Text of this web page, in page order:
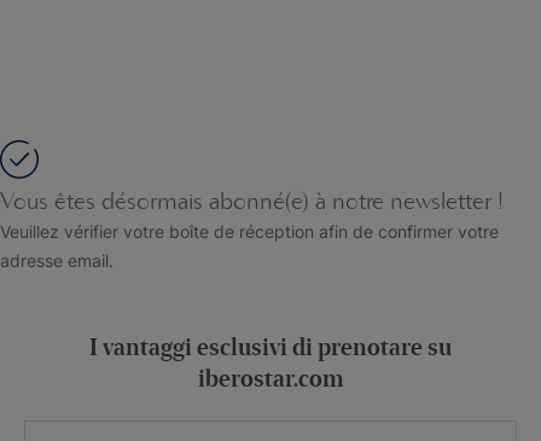
Vous êtes désormais abonné(e) à notre newsletter !
Veuillez vérifier votre boîte de réception afin de confirmer votre
adresse email.
I vantaggi esclusivi di prenotare su
iberostar.com